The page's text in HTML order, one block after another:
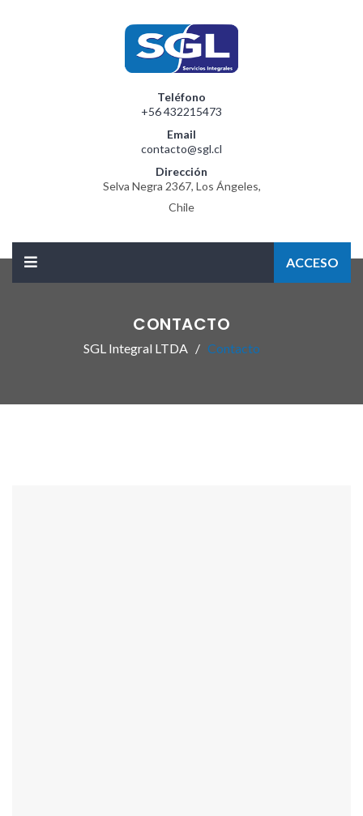
Teléfono
+56 432215473
Email
contacto@sgl.cl
Dirección
Selva Negra 2367, Los Ángeles,
Chile
ACCESO
CONTACTO
SGL Integral LTDA Contacto